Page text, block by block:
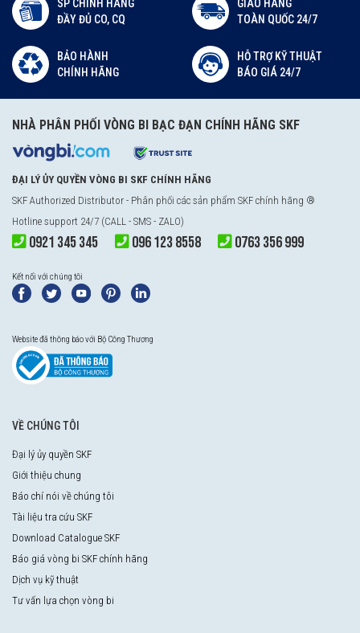
SP CHÍNH HÃNG
ĐẦY ĐỦ CO, CQ
GIAO HÀNG
TOÀN QUỐC 24/7
BẢO HÀNH
CHÍNH HÃNG
HỖ TRỢ KỸ THUẬT
BÁO GIÁ 24/7
NHÀ PHÂN PHỐI VÒNG BI BẠC ĐẠN CHÍNH HÃNG SKF
ĐẠI LÝ ỦY QUYỀN VÒNG BI SKF CHÍNH HÃNG
SKF Authorized Distributor - Phân phối các sản phẩm SKF chính hãng ®
Hotline support 24/7 (CALL - SMS - ZALO)
0921 345 345 096 123 8558 0763 356 999
Kết nối với chúng tôi
Website đã thông báo với Bộ Công Thương
VỀ CHÚNG TÔI
Đại lý ủy quyền SKF
Giới thiệu chung
Báo chí nói về chúng tôi
Tài liệu tra cứu SKF
Download Catalogue SKF
Báo giá vòng bi SKF chính hãng
Dịch vụ kỹ thuật
Tư vấn lựa chọn vòng bi